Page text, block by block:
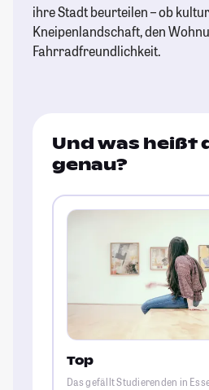
ihre Stadt beurteilen – ob
Kneipenlandschaft, den
Fahrradfreundlichkeit.
Und was heißt
genau?
Top
Das gefällt Studierenden in